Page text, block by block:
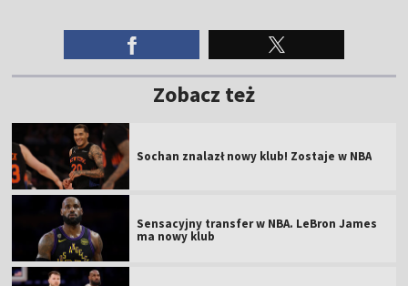
Zobacz też
Sochan znalazł nowy klub! Zostaje w NBA
Sensacyjny transfer w NBA. LeBron James
ma nowy klub